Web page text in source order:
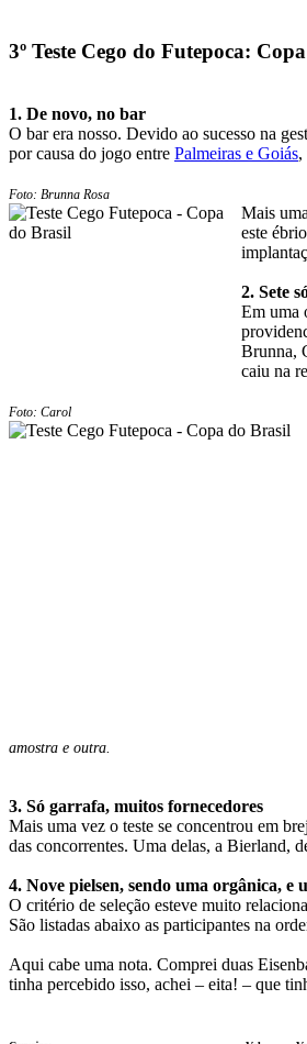
3º Teste Cego do Futepoca:
1. De novo, no bar
O bar era nosso. Devido ao sucesso na
por causa do jogo entre Palmeiras e Goiás,
Foto: Brunna Rosa
Mais
este
2. Sete
Em uma
Brunna,
caiu na
Foto: Carol
amostra e outra.
3. Só garrafa, muitos fornecedores
Mais uma vez o teste se concentrou em
das concorrentes. Uma delas, a Bierland,
4. Nove pielsen, sendo uma orgânica, e
O critério de seleção esteve muito
São listadas abaixo as participantes na
Aqui cabe uma nota. Comprei duas
tinha percebido isso, achei – eita! – que